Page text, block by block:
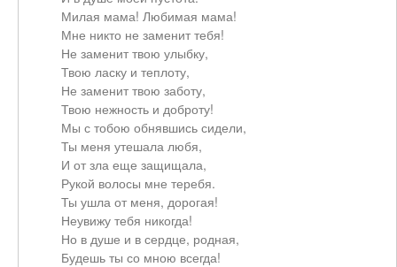
Милая мама! Любимая мама!
Мне никто не заменит тебя!
Не заменит твою улыбку,
Твою ласку и теплоту,
Не заменит твою заботу,
Твою нежность и доброту!
Мы с тобою обнявшись сидели,
Ты меня утешала любя,
И от зла еще защищала,
Рукой волосы мне теребя.
Ты ушла от меня, дорогая!
Неувижу тебя никогда!
Но в душе и в сердце, родная,
Будешь ты со мною всегда!